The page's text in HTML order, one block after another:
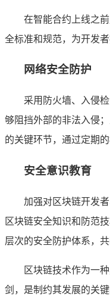
在智能合约上线之
全标准和规范，为开发
网络安全防护
采用防火墙、入侵
够阻挡外部的非法入侵
的关键环节，通过定期
安全意识教育
加强对区块链开发
区块链安全知识和防范
层次的安全防护体系，
区块链技术作为一
剑，是制约其发展的关